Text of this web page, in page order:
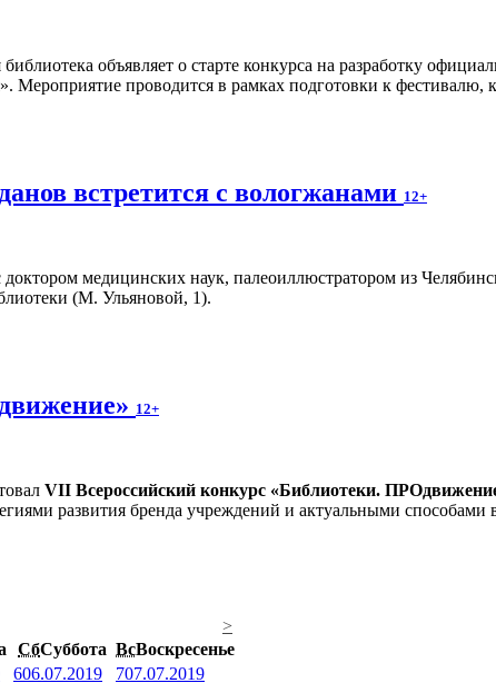
объявляет о старте конкурса на разработку
Мероприятие проводится в рамках подготовки к
встретится с вологжанами 12+
доктором медицинских наук, палеоиллюстратором из
(М. Ульяновой, 1).
12+
VII Всероссийский конкурс «Библиотеки.
развития бренда учреждений и актуальными способами
>
СбСуббота ВсВоскресенье
606.07.2019 707.07.2019